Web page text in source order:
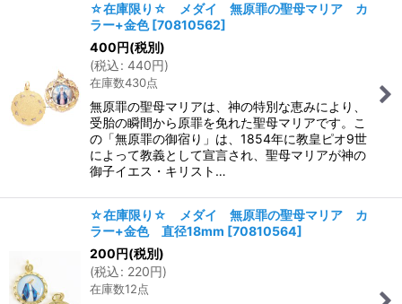
☆在庫限り☆ メダイ 無原罪の聖母マリア カ
ラー+金色 [70810562]
400円(税別)
(税込: 440円)
在庫数430点
無原罪の聖母マリアは、神の特別な恵みにより、
受胎の瞬間から原罪を免れた聖母マリアです。こ
の「無原罪の御宿り」は、1854年に教皇ピオ9世
によって教義として宣言され、聖母マリアが神の
御子イエス・キリスト…
☆在庫限り☆ メダイ 無原罪の聖母マリア カ
ラー+金色 直径18mm [70810564]
200円(税別)
(税込: 220円)
在庫数12点